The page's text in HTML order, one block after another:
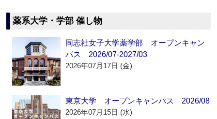
薬系大学・学部 催し物
同志社女子大学薬学部 オープンキャン
パス 2026/07-2027/03
2026年07月17日 (金)
東京大学 オープンキャンパス 2026/08
2026年07月15日 (水)